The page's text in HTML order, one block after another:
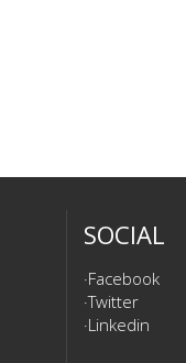
SOCIAL
Facebook
Twitter
Linkedin